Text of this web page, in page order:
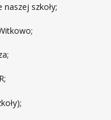
naszej szkoły;